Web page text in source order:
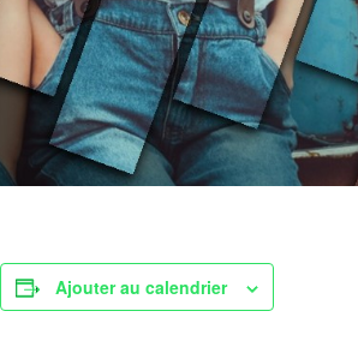
Ajouter au calendrier